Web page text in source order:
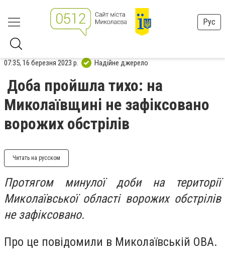
Рус
07:35, 16 березня 2023 р. Надійне джерело
Доба пройшла тихо: на
Миколаївщині не зафіксовано
ворожих обстрілів
Читать на русском
Протягом минулої доби на території
Миколаївської області ворожих обстрілів
не зафіксовано.
Про це повідомили в Миколаївській ОВА.